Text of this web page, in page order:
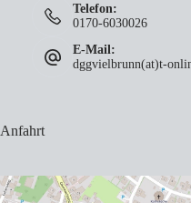
Telefon:
0170-6030026
E-Mail:
dggvielbrunn(at)t-
Anfahrt